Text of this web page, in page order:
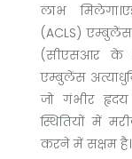
लाभ
(ACLS)
(सीएसआर के
एम्बुलेंस
जो गंभीर हृदय
स्थितियों में
करने में सक्षम है।